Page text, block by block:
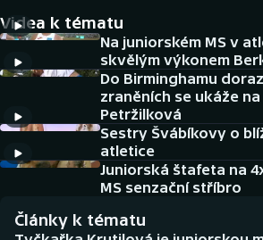
DALŠÍ SPORTY
Americký fotbal
Baseball a softbal
Basketbal
Biatlon
NEPŘEHLÉDNĚTE
Soutěže
Historické návraty
Aplikace ČT sport
Videa k tématu
Na juniorském MS v
skvělým výkonem
Do Birminghamu
zraněních se ukáže na
Petržilková
Sestry Švábíkovy o
atletice
Juniorská štafeta na
MS senzační stříbro
Články k tématu